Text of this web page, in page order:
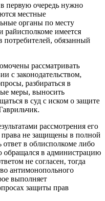
первую очередь нужно
местные
органы по месту
имеется
обязанный
рассматривать
с законодательством,
разбираться в
меры, выносить
в суд с иском о защите
рассмотрения его
права не защищены в полной
в облисполкоме либо
обращался в администрацию
не согласен, тогда
антимонопольного
выполняет
защиты прав